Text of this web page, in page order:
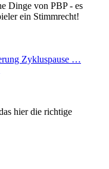
Dinge von PBP - es
ein Stimmrecht!
Zykluspause …
hier die richtige